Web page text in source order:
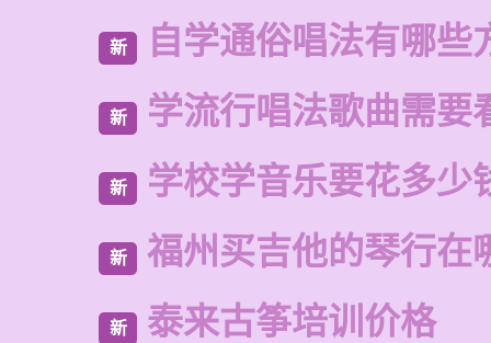
新 自学通俗唱法有哪些
新 学流行唱法歌曲需要
新 学校学音乐要花多少
新 福州买吉他的琴行在
新 泰来古筝培训价格